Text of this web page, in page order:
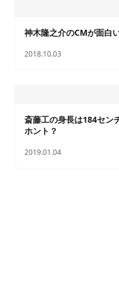
神木隆之介のCMが面白
2018.10.03
斎藤工の身長は184セン
ホント？
2019.01.04